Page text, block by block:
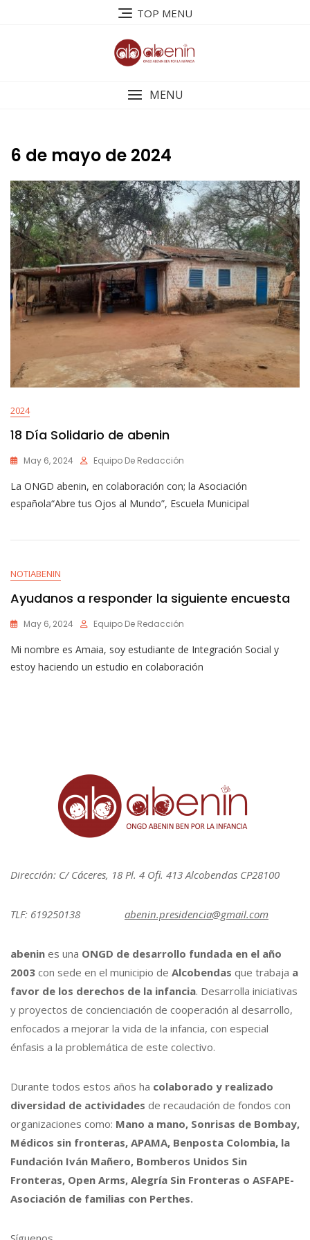
TOP MENU
MENU
6 de mayo de 2024
2024
18 Día Solidario de abenin
May 6, 2024 Equipo De Redacción
La ONGD abenin, en colaboración con; la Asociación
española“Abre tus Ojos al Mundo”, Escuela Municipal
NOTIABENIN
Ayudanos a responder la siguiente encuesta
May 6, 2024 Equipo De Redacción
Mi nombre es Amaia, soy estudiante de Integración Social y
estoy haciendo un estudio en colaboración
Dirección: C/ Cáceres, 18 Pl. 4 Ofi. 413 Alcobendas CP28100
TLF: 619250138 abenin.presidencia@gmail.com
abenin es una ONGD de desarrollo fundada en el año
2003 con sede en el municipio de Alcobendas que trabaja a
favor de los derechos de la infancia. Desarrolla iniciativas
y proyectos de concienciación de cooperación al desarrollo,
enfocados a mejorar la vida de la infancia, con especial
énfasis a la problemática de este colectivo.
Durante todos estos años ha colaborado y realizado
diversidad de actividades de recaudación de fondos con
organizaciones como: Mano a mano, Sonrisas de Bombay,
Médicos sin fronteras, APAMA, Benposta Colombia, la
Fundación Iván Mañero, Bomberos Unidos Sin
Fronteras, Open Arms, Alegría Sin Fronteras o ASFAPE-
Asociación de familias con Perthes.